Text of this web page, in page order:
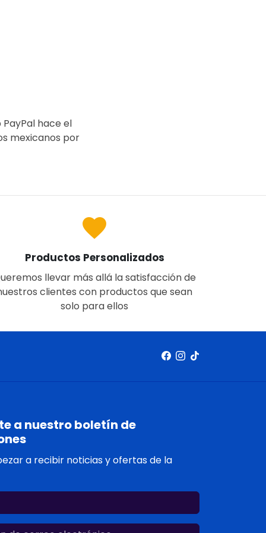
hace el
mexicanos por
favorite
Productos Personalizados
llevar más allá la satisfacción de
clientes con productos que sean
solo para ellos
a nuestro boletín de
a recibir noticias y ofertas de la